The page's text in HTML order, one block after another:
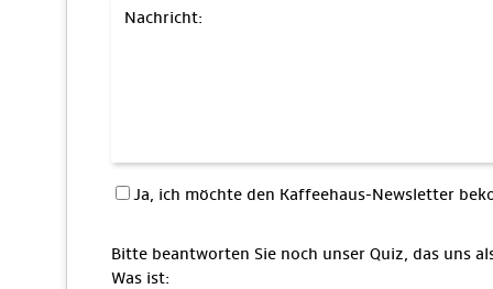
Nachricht:
Ja, ich möchte den Kaffeehaus-Newsletter
Bitte beantworten Sie noch unser Quiz, das uns
Was ist: